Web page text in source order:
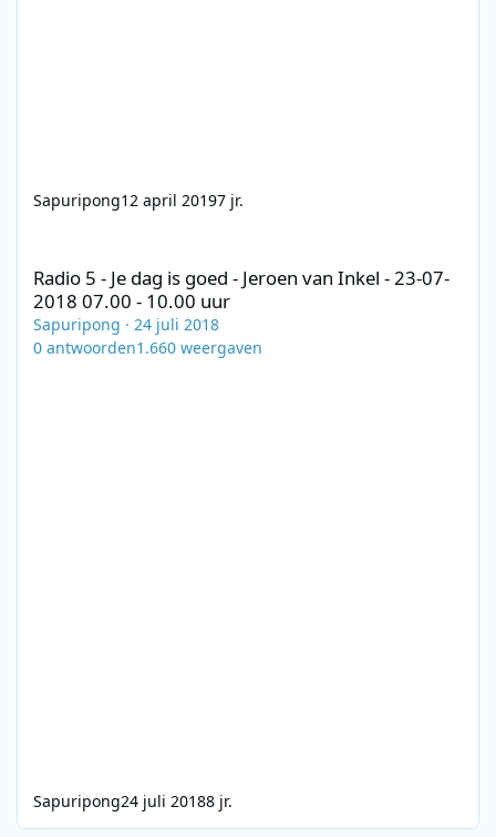
Sapuripong12 april 20197 jr.
Radio 5 - Je dag is goed - Jeroen van Inkel - 23-07-
2018 07.00 - 10.00 uur
Sapuripong · 24 juli 2018
0 antwoorden1.660 weergaven
Sapuripong24 juli 20188 jr.